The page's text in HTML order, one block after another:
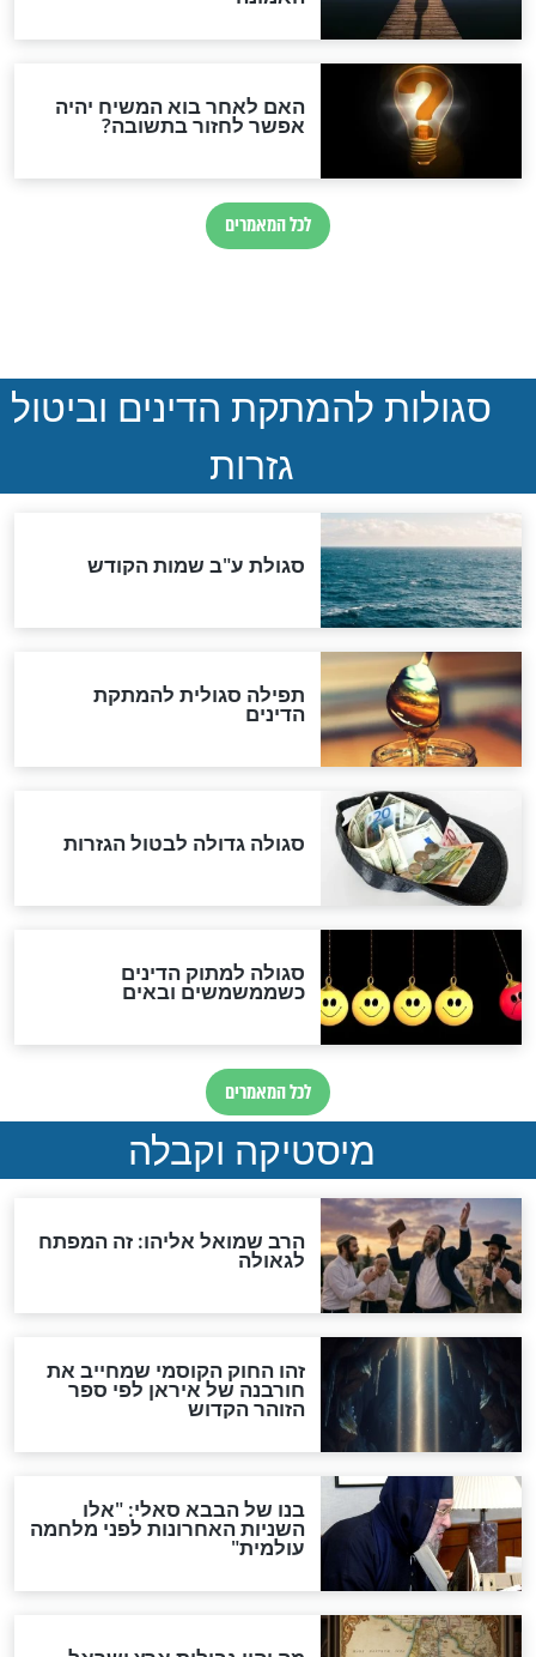
מפיו של
דוד פינקוס
אל תפספסו את הסגולה של
חדשות יהדות
נהרגו בדרום לבנון
ההסכם החשאי של טראמפ
ואיראן: בלי שקיפות ועם הרבה
סימני שאלה
המסמך האבוד שנחשף
במרתפי מוסקבה: כתב היד
הנדיר של הרשב"ם התגלה
"מודה לקב"ה על כל השנים"
לכל המאמרים
אחרית הימים
האם אפשר לחשב את הקץ?
מה יהיה בימות המשיח?
"לפני הגאולה תהיה אפיקורסות
והכחשה גדולה מאוד של
האמונה"